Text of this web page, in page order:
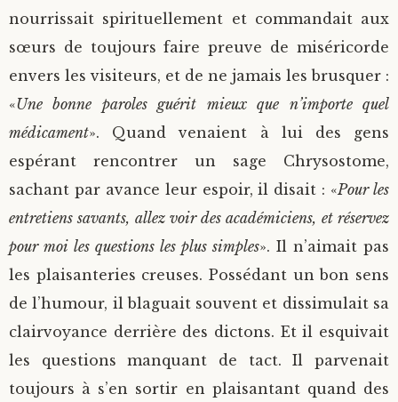
nourrissait spirituellement et commandait aux
sœurs de toujours faire preuve de miséricorde
envers les visiteurs, et de ne jamais les brusquer :
«Une bonne paroles guérit mieux que n’importe quel
médicament». Quand venaient à lui des gens
espérant rencontrer un sage Chrysostome,
sachant par avance leur espoir, il disait : «Pour les
entretiens savants, allez voir des académiciens, et réservez
pour moi les questions les plus simples». Il n’aimait pas
les plaisanteries creuses. Possédant un bon sens
de l’humour, il blaguait souvent et dissimulait sa
clairvoyance derrière des dictons. Et il esquivait
les questions manquant de tact. Il parvenait
toujours à s’en sortir en plaisantant quand des